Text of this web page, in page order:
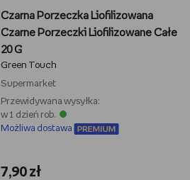
Czarna Porzeczka Liofilizowana
Czarne Porzeczki Liofilizowane Całe
20 G
Green Touch
Supermarket
Przewidywana wysyłka:
w 1 dzień rob.
Możliwa dostawa
7,90 zł